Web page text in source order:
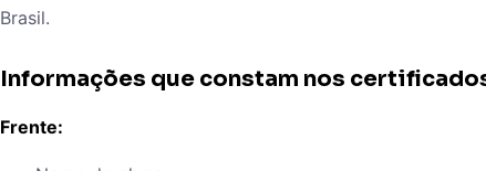
Brasil.
Informações que constam nos
Frente: